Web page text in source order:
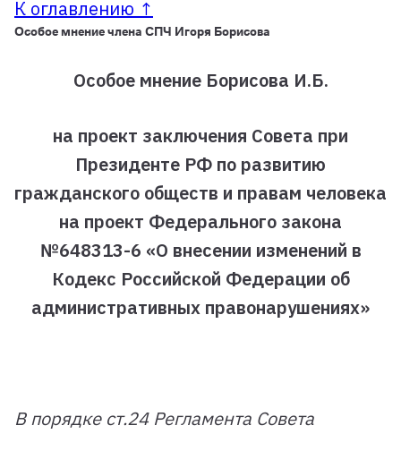
К оглавлению ↑
Особое мнение члена СПЧ Игоря Борисова
Особое мнение Борисова И.Б.
на проект заключения Совета при
Президенте РФ по развитию
гражданского обществ и правам человека
на проект Федерального закона
№648313-6 «О внесении изменений в
Кодекс Российской Федерации об
административных правонарушениях»
В порядке ст.24 Регламента Совета